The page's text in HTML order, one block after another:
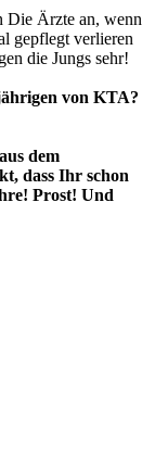
Die Ärzte an, wenn
gepflegt verlieren
die Jungs sehr!
von KTA?
dem
dass Ihr schon
Prost! Und